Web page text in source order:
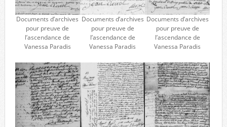
Documents d’archives
pour preuve de
l’ascendance de
Vanessa Paradis
Documents d’archives
pour preuve de
l’ascendance de
Vanessa Paradis
Documents d’archives
pour preuve de
l’ascendance de
Vanessa Paradis